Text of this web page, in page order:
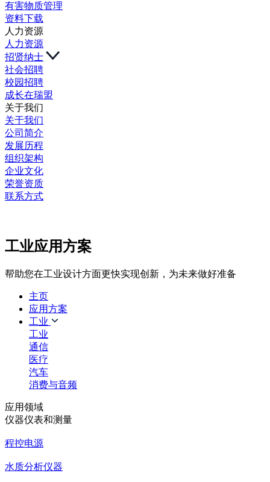
有害物质管理
资料下载
人力资源
人力资源
招贤纳士
社会招聘
校园招聘
成长在瑞盟
关于我们
关于我们
公司简介
发展历程
组织架构
企业文化
荣誉资质
联系方式
工业应用方案
帮助您在工业设计方面更快实现创新，为未来做好准备
主页
应用方案
工业
工业
通信
医疗
汽车
消费与音频
应用领域
仪器仪表和测量
程控电源
水质分析仪器